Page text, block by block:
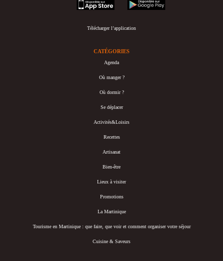
Télécharger l’application
CATÉGORIES
Agenda
Où manger ?
Où dormir ?
Se déplacer
Activités&Loisirs
Recettes
Artisanat
Bien-être
Lieux à visiter
Promotions
La Martinique
Tourisme en Martinique : que faire, que voir et comment organiser votre séjour
Cuisine & Saveurs